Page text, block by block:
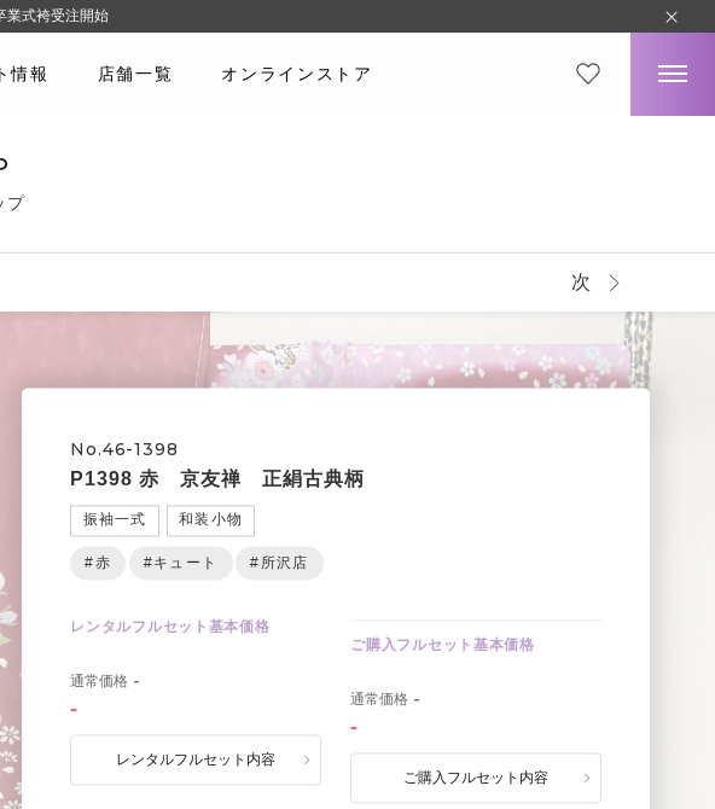
情報 店舗一覧 オンラインストア
プ
次
No.46-1398
P1398 赤 京友禅 正絹古典柄
振袖一式 和装小物
#赤 #キュート #所沢店
レンタルフルセット基本価格
通常価格 -
-
レンタルフルセット内容
ご購入フルセット基本価格
通常価格 -
-
ご購入フルセット内容
業式袴受注開始